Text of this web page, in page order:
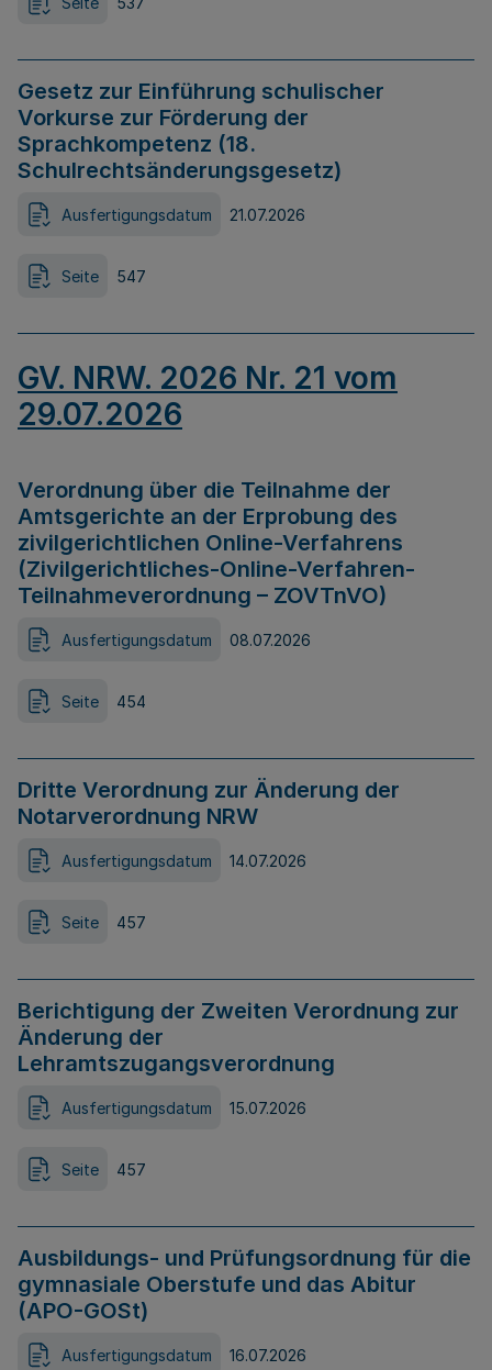
Gesetz zur Einführung schulischer
Vorkurse zur Förderung der
Sprachkompetenz (18.
Schulrechtsänderungsgesetz)
Ausfertigungsdatum 21.07.2026
Seite 547
GV. NRW. 2026 Nr. 21 vom
29.07.2026
Verordnung über die Teilnahme der
Amtsgerichte an der Erprobung des
zivilgerichtlichen Online-Verfahrens
(Zivilgerichtliches-Online-Verfahren-
Teilnahmeverordnung – ZOVTnVO)
Ausfertigungsdatum 08.07.2026
Seite 454
Dritte Verordnung zur Änderung der
Notarverordnung NRW
Ausfertigungsdatum 14.07.2026
Seite 457
Berichtigung der Zweiten Verordnung zur
Änderung der
Lehramtszugangsverordnung
Ausfertigungsdatum 15.07.2026
Seite 457
Ausbildungs- und Prüfungsordnung für die
gymnasiale Oberstufe und das Abitur
(APO-GOSt)
Ausfertigungsdatum 16.07.2026